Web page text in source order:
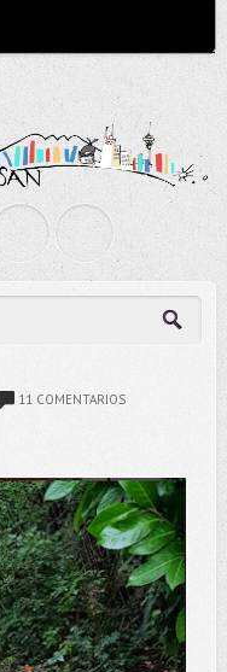
11 COMENTARIOS